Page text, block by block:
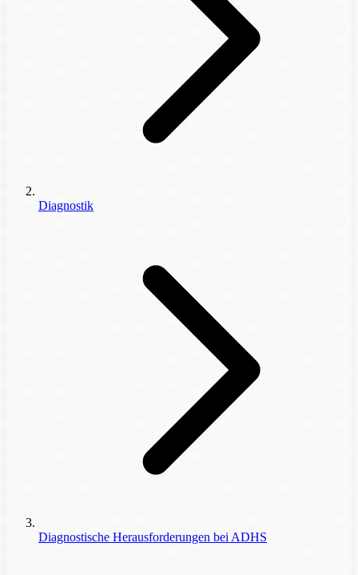
Diagnostik
Diagnostische Herausforderungen bei ADHS